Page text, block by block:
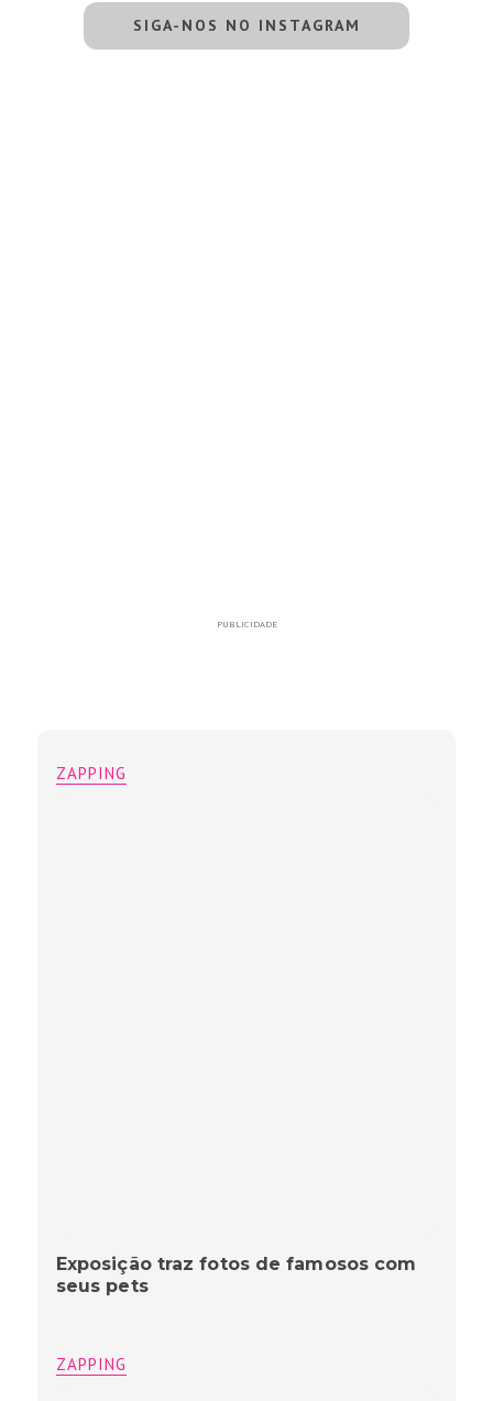
SIGA-NOS NO INSTAGRAM
PUBLICIDADE
ZAPPING
Exposição traz fotos de famosos com
seus pets
ZAPPING